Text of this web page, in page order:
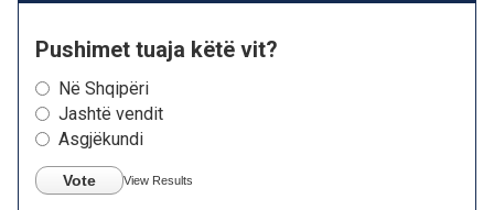
Pushimet tuaja këtë vit?
Në Shqipëri
Jashtë vendit
Asgjëkundi
Vote View Results